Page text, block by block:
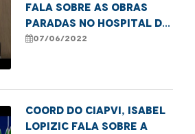
fala sobre as obras
paradas no Hospital da
Criança, prejudicando
07/06/2022
Coord do CIAPVI, Isabel
Lopizic fala sobre a